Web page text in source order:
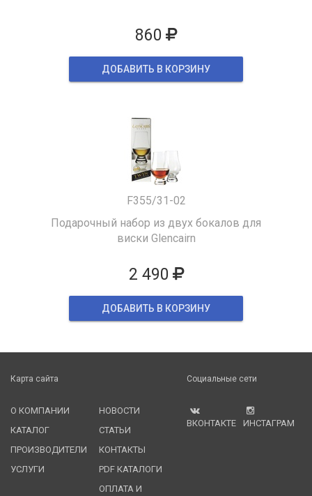
860
ДОБАВИТЬ В КОРЗИНУ
F355/31-02
Подарочный набор из двух бокалов для
виски Glencairn
2 490
ДОБАВИТЬ В КОРЗИНУ
Карта сайта
О КОМПАНИИ
КАТАЛОГ
ПРОИЗВОДИТЕЛИ
УСЛУГИ
НОВОСТИ
СТАТЬИ
КОНТАКТЫ
PDF КАТАЛОГИ
ОПЛАТА И
Социальные сети
ВКОНТАКТЕ ИНСТАГРАМ